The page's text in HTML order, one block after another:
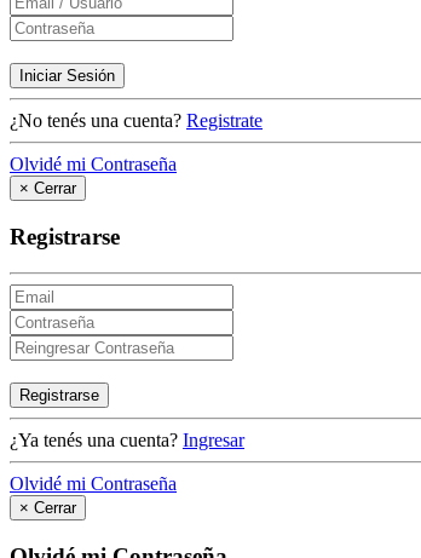
Iniciar Sesión
¿No tenés una cuenta? Registrate
Olvidé mi Contraseña
× Cerrar
Registrarse
Registrarse
¿Ya tenés una cuenta? Ingresar
Olvidé mi Contraseña
× Cerrar